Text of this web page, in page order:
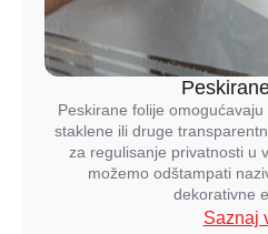
Peskirane folije
staklene ili druge
za regulisanje privatnosti u
možemo odštampati
dekorativne
Saznaj